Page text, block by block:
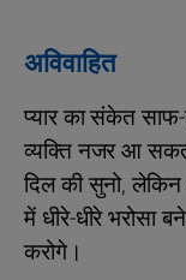
अविवाहित
प्यार का संकेत
व्यक्ति नजर आ
दिल की सुनो,
में धीरे-धीरे भरोसा
करोगे।